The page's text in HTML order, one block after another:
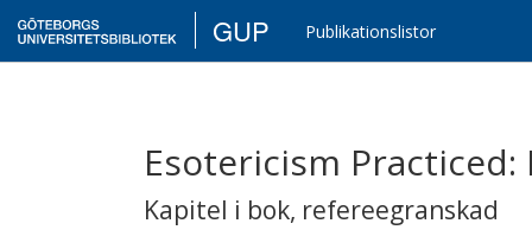
GUP Publikationslistor
Esotericism
Kapitel i bok, refereegranskad